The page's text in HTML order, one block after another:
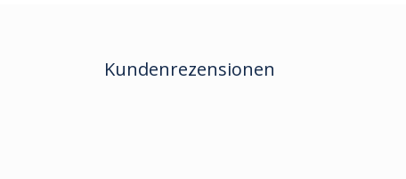
Kundenrezensionen